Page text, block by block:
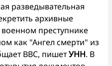
разведывательная
архивные
преступнике
как "Ангел смерти" из
ВВС, пишетУНН. В